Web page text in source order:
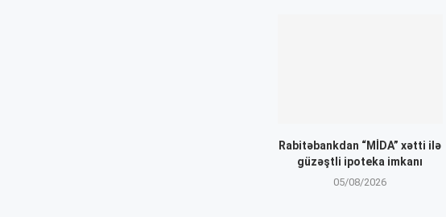
Rabitəbankdan “MİDA” xətti ilə
güzəştli ipoteka imkanı
05/08/2026